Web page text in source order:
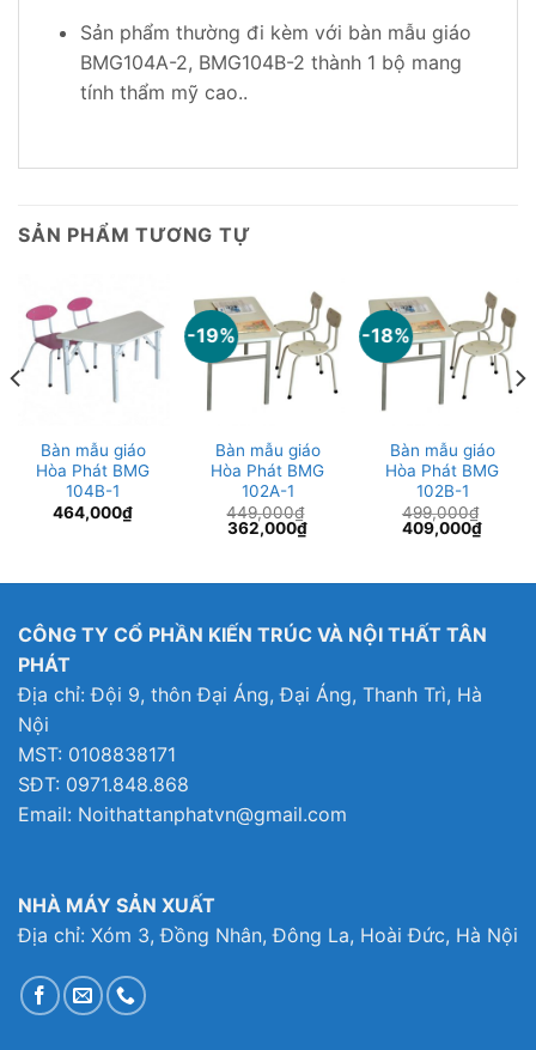
Sản phẩm thường đi kèm với bàn mẫu giáo
BMG104A-2, BMG104B-2 thành 1 bộ mang
tính thẩm mỹ cao..
SẢN PHẨM TƯƠNG TỰ
Bàn mẫu giáo
Hòa Phát BMG
104B-1
464,000₫
-19%
Bàn mẫu giáo
Hòa Phát BMG
102A-1
449,000₫
Giá
362,000₫Giá
362,000₫.
-18%
Bàn mẫu giáo
Hòa Phát BMG
102B-1
499,000₫
Giá
409,000₫Giá
CÔNG TY CỔ PHẦN KIẾN TRÚC VÀ NỘI THẤT TÂN
PHÁT
Địa chỉ: Đội 9, thôn Đại Áng, Đại Áng, Thanh Trì, Hà
Nội
MST: 0108838171
SĐT: 0971.848.868
Email: Noithattanphatvn@gmail.com
NHÀ MÁY SẢN XUẤT
Địa chỉ: Xóm 3, Đồng Nhân, Đông La, Hoài Đức, Hà Nội